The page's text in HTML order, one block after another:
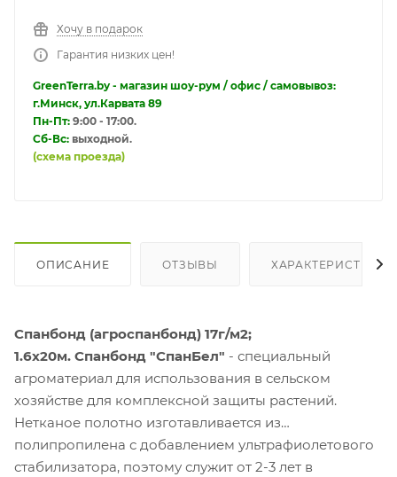
Хочу в подарок
Гарантия низких цен!
GreenTerra.by - магазин шоу-рум / офис / самовывоз:
г.Минск, ул.Карвата 89
Пн-Пт: 9:00 - 17:00.
Сб-Вс: выходной.
(схема проезда)
ОПИСАНИЕ ОТЗЫВЫ ХАРАКТЕРИСТИКИ
Спанбонд (агроспанбонд) 17г/м2;
1.6х20м. Спанбонд "СпанБел" - специальный
агроматериал для использования в сельском
хозяйстве для комплексной защиты растений.
Нетканое полотно изготавливается из
полипропилена с добавлением ультрафиолетового
стабилизатора, поэтому служит от 2-3 лет в